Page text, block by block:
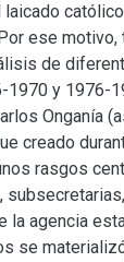
ese
de
y 1976-
creado
rasgos
agencia
se